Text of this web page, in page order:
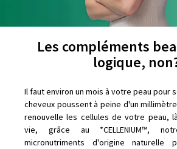
Les compléments
logique,
Il faut environ un mois à votre peau pour
cheveux poussent à peine d'un millimètre
renouvelle les cellules de votre peau,
vie, grâce au *CELLENIUM™,
micronutriments d'origine naturelle